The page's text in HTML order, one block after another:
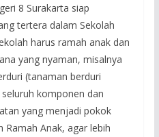
8 Surakarta siap
tertera dalam Sekolah
harus ramah anak dan
yang nyaman, misalnya
(tanaman berduri
komponen dan
yang menjadi pokok
Ramah Anak, agar lebih